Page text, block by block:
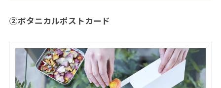
②ボタニカルポストカード